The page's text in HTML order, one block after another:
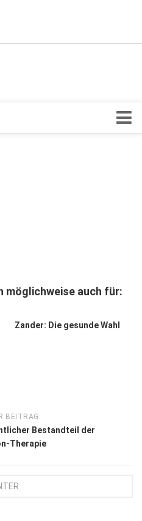
möglichweise auch für:
Zander: Die gesunde Wahl
BEITRAG:
Bestandteil der
Therapie